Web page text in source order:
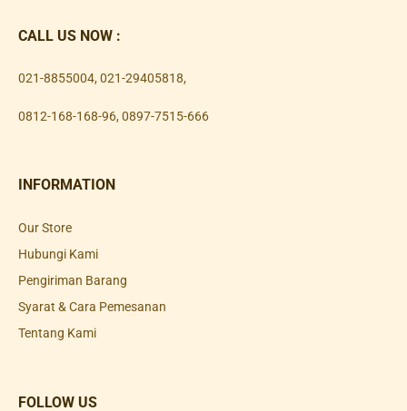
CALL US NOW :
021-8855004, 021-29405818,
0812-168-168-96, 0897-7515-666
INFORMATION
Our Store
Hubungi Kami
Pengiriman Barang
Syarat & Cara Pemesanan
Tentang Kami
FOLLOW US